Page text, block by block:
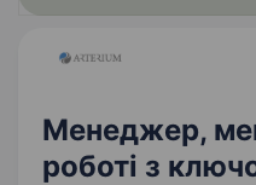
Менеджер,
роботі з